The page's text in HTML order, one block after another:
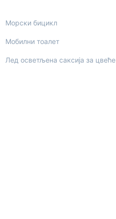
Морски бицикл
Мобилни тоалет
Лед осветљена саксија за цвеће